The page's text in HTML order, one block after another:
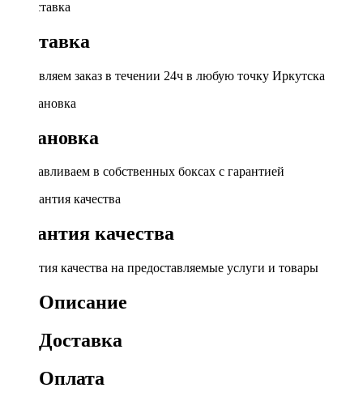
Доставка
Доставляем заказ в течении 24ч в любую точку Иркутска
Установка
Устанавливаем в собственных боксах с гарантией
Гарантия качества
Гарантия качества на предоставляемые услуги и товары
Описание
Доставка
Оплата